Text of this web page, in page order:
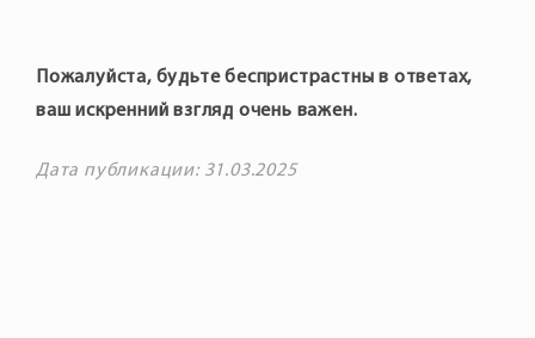
Пожалуйста, будьте беспристрастны в ответах,
ваш искренний взгляд очень важен.
Дата публикации: 31.03.2025